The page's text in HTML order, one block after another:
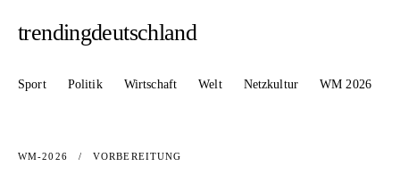
trendingdeutschland
Sport Politik Wirtschaft Welt Netzkultur WM 2026
WM-2026 / VORBEREITUNG